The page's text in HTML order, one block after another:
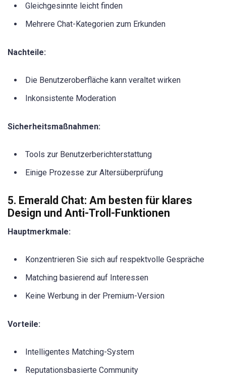
Gleichgesinnte leicht finden
Mehrere Chat-Kategorien zum Erkunden
Nachteile:
Die Benutzeroberfläche kann veraltet wirken
Inkonsistente Moderation
Sicherheitsmaßnahmen:
Tools zur Benutzerberichterstattung
Einige Prozesse zur Altersüberprüfung
5. Emerald Chat: Am besten für klares
Design und Anti-Troll-Funktionen
Hauptmerkmale:
Konzentrieren Sie sich auf respektvolle Gespräche
Matching basierend auf Interessen
Keine Werbung in der Premium-Version
Vorteile:
Intelligentes Matching-System
Reputationsbasierte Community